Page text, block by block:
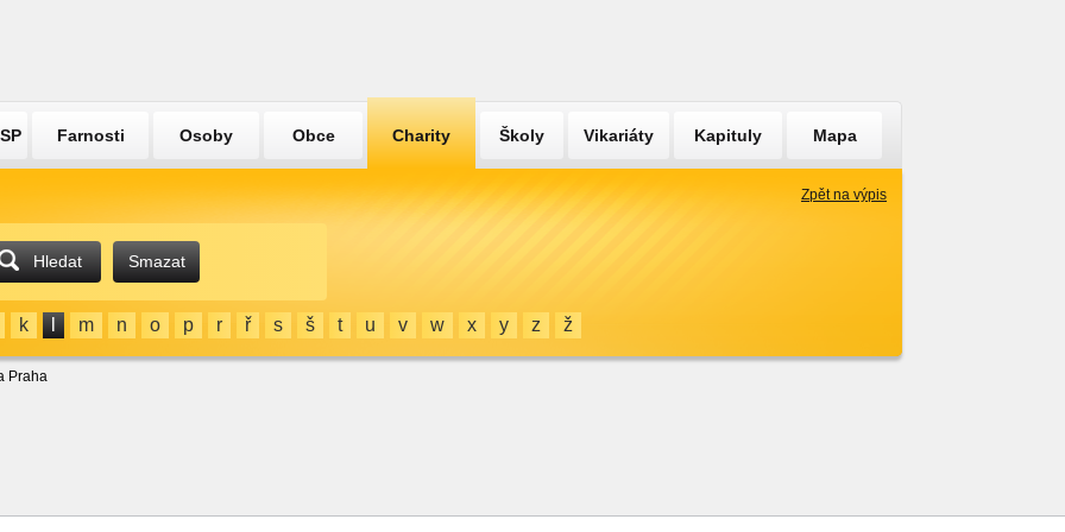
Farnosti Osoby Obce Charity Školy Vikariáty Kapituly Mapa
Zpět na výpis
Hledat Smazat
k l m n o p r ř s š t u v w x y z ž
Praha